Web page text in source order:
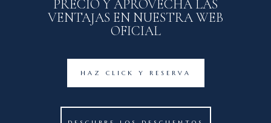
PRECIO Y APROVECHA LAS
VENTAJAS EN NUESTRA WEB
OFICIAL
HAZ CLICK Y RESERVA